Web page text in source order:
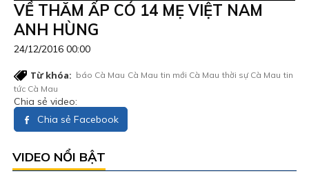
VỀ THĂM ẤP CÓ 14 MẸ VIỆT NAM
ANH HÙNG
24/12/2016 00:00
Từ khóa: báo Cà Mau Cà Mau tin mới Cà Mau thời sự Cà Mau tin
tức Cà Mau
Chia sẻ video:
Chia sẻ Facebook
VIDEO NỔI BẬT